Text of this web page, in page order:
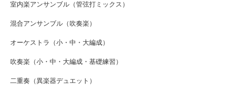
室内楽アンサンブル（管弦打ミックス）
混合アンサンブル（吹奏楽）
オーケストラ（小・中・大編成）
吹奏楽（小・中・大編成・基礎練習）
二重奏（異楽器デュエット）